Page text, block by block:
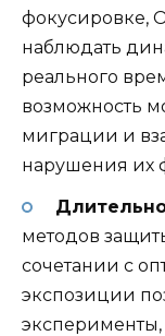
фокусировке,
наблюдать
реального
возможность
миграции и
нарушения их
методов
сочетании с
экспозиции
эксперименты,